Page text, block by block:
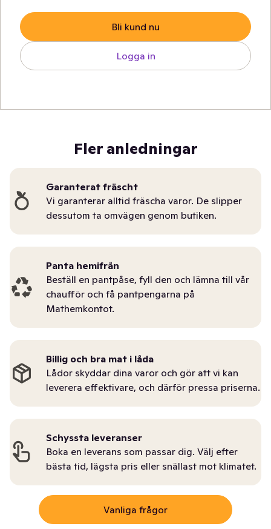
Bli kund nu
Logga in
Fler anledningar
Garanterat fräscht
Vi garanterar alltid fräscha varor. De slipper
dessutom ta omvägen genom butiken.
Panta hemifrån
Beställ en pantpåse, fyll den och lämna till vår
chaufför och få pantpengarna på
Mathemkontot.
Billig och bra mat i låda
Lådor skyddar dina varor och gör att vi kan
leverera effektivare, och därför pressa priserna.
Schyssta leveranser
Boka en leverans som passar dig. Välj efter
bästa tid, lägsta pris eller snällast mot klimatet.
Vanliga frågor